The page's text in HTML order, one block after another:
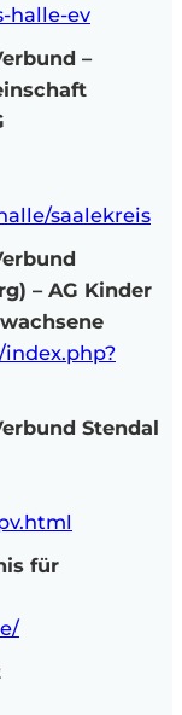
halle-ev
–
saalekreis
– AG Kinder
Stendal
für